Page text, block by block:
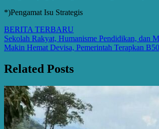
*)Pengamat Isu Strategis
BERITA TERBARU
Post
navigation
Sekolah Rakyat, Humanisme Pendidikan, dan
Makin Hemat Devisa, Pemerintah Terapkan
Related Posts